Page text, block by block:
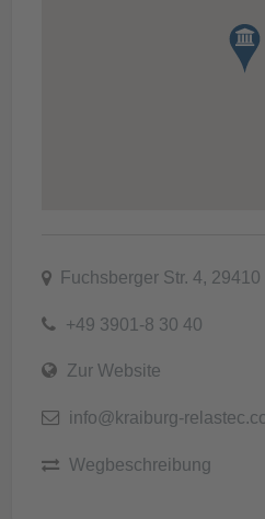
Fuchsberger Str. 4,
+49 3901-8 30 40
Zur Website
info@kraiburg-
Wegbeschreibung